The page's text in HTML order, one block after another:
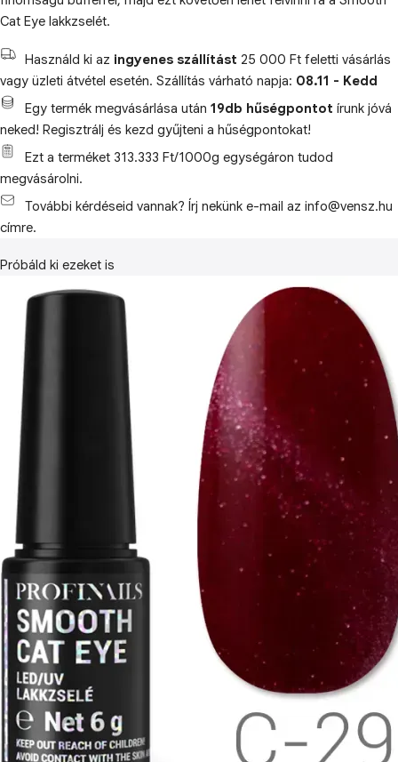
Cat Eye lakkzselét.
Használd ki az ingyenes szállítást 25 000 Ft feletti vásárlás
vagy üzleti átvétel esetén. Szállítás várható napja: 08.11 - Kedd
Egy termék megvásárlása után 19db hűségpontot írunk jóvá
neked! Regisztrálj és kezd gyűjteni a hűségpontokat!
Ezt a terméket 313.333 Ft/1000g egységáron tudod
megvásárolni.
További kérdéseid vannak? Írj nekünk e-mail az info@vensz.hu
címre.
Próbáld ki ezeket is